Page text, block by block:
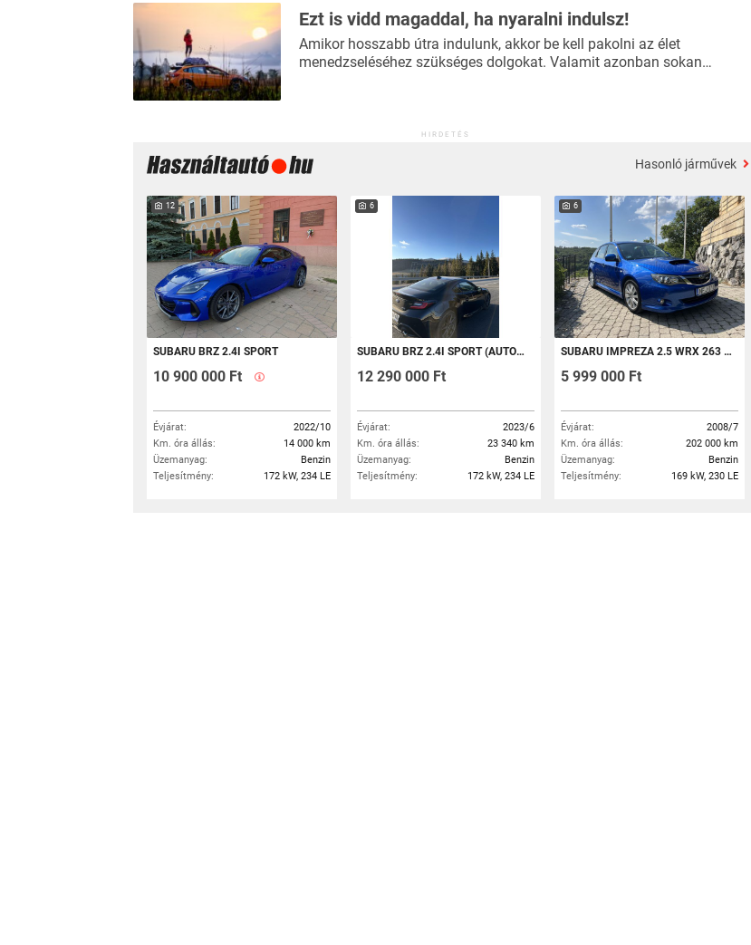
Ezt is vidd magaddal, ha nyaralni indulsz!
Amikor hosszabb útra indulunk, akkor be kell pakolni az élet
menedzseléséhez szükséges dolgokat. Valamit azonban sokan…
HIRDETÉS
Hasonló járművek
12
SUBARU BRZ 2.4I SPORT
10 900 000 Ft
Évjárat:
2022/10
Km. óra állás:
14 000 km
Üzemanyag:
Benzin
Teljesítmény:
172 kW, 234 LE
6
SUBARU BRZ 2.4I SPORT (AUTOMATA)
12 290 000 Ft
Évjárat:
2023/6
Km. óra állás:
23 340 km
Üzemanyag:
Benzin
Teljesítmény:
172 kW, 234 LE
6
SUBARU IMPREZA 2.5 WRX 263 LE/ 432 NM.FRISS NAGYSZERVIZ!!!
5 999 000 Ft
Évjárat:
2008/7
Km. óra állás:
202 000 km
Üzemanyag:
Benzin
Teljesítmény:
169 kW, 230 LE